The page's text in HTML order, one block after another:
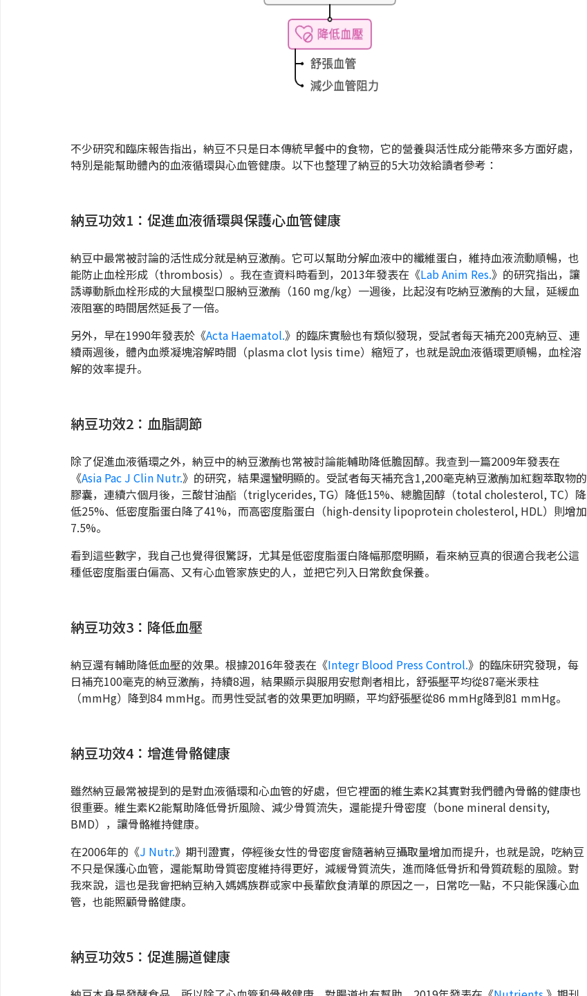
不少研究和臨床報告指出，納豆不只是日本傳統早餐中的食物，它的營養與活性成分能帶來多方面好處，
特別是能幫助體內的血液循環與心血管健康。以下也整理了納豆的5大功效給讀者參考：
納豆功效1：促進血液循環與保護心血管健康
納豆中最常被討論的活性成分就是納豆激酶。它可以幫助分解血液中的纖維蛋白，維持血液流動順暢，也
能防止血栓形成（thrombosis）。我在查資料時看到，2013年發表在《Lab Anim Res.》的研究指出，讓
誘導動脈血栓形成的大鼠模型口服納豆激酶（160 mg/kg）一週後，比起沒有吃納豆激酶的大鼠，延緩血
液阻塞的時間居然延長了一倍。
另外，早在1990年發表於《Acta Haematol.》的臨床實驗也有類似發現，受試者每天補充200克納豆、連
續兩週後，體內血漿凝塊溶解時間（plasma clot lysis time）縮短了，也就是說血液循環更順暢，血栓溶
解的效率提升。
納豆功效2：血脂調節
除了促進血液循環之外，納豆中的納豆激酶也常被討論能輔助降低膽固醇。我查到一篇2009年發表在
《Asia Pac J Clin Nutr.》的研究，結果還蠻明顯的。受試者每天補充含1,200毫克納豆激酶加紅麴萃取物的
膠囊，連續六個月後，三酸甘油酯（triglycerides, TG）降低15%、總膽固醇（total cholesterol, TC）降
低25%、低密度脂蛋白降了41%，而高密度脂蛋白（high-density lipoprotein cholesterol, HDL）則增加
7.5%。
看到這些數字，我自己也覺得很驚訝，尤其是低密度脂蛋白降幅那麼明顯，看來納豆真的很適合我老公這
種低密度脂蛋白偏高、又有心血管家族史的人，並把它列入日常飲食保養。
納豆功效3：降低血壓
納豆還有輔助降低血壓的效果。根據2016年發表在《Integr Blood Press Control.》的臨床研究發現，每
日補充100毫克的納豆激酶，持續8週，結果顯示與服用安慰劑者相比，舒張壓平均從87毫米汞柱
（mmHg）降到84 mmHg。而男性受試者的效果更加明顯，平均舒張壓從86 mmHg降到81 mmHg。
納豆功效4：增進骨骼健康
雖然納豆最常被提到的是對血液循環和心血管的好處，但它裡面的維生素K2其實對我們體內骨骼的健康也
很重要。維生素K2能幫助降低骨折風險、減少骨質流失，還能提升骨密度（bone mineral density,
BMD），讓骨骼維持健康。
在2006年的《J Nutr.》期刊證實，停經後女性的骨密度會隨著納豆攝取量增加而提升，也就是說，吃納豆
不只是保護心血管，還能幫助骨質密度維持得更好，減緩骨質流失，進而降低骨折和骨質疏鬆的風險。對
我來說，這也是我會把納豆納入媽媽族群或家中長輩飲食清單的原因之一，日常吃一點，不只能保護心血
管，也能照顧骨骼健康。
納豆功效5：促進腸道健康